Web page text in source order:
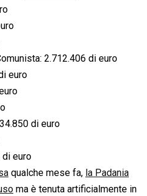
2.712.406 di euro
euro
di euro
di euro
qualche mese fa, la Padania
ma è tenuta artificialmente in